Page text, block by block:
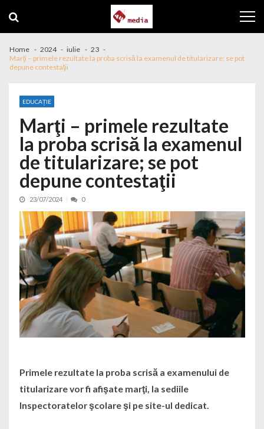
Home 2024 iulie
23
Marţi – primele rezultate la proba scrisă la examenul de titularizare; se pot
depune contestaţii
EDUCAȚIE
Marţi – primele rezultate
la proba scrisă la examenul
de titularizare; se pot
depune contestaţii
23/07/2024 0
Primele rezultate la proba scrisă a examenului de
titularizare vor fi afişate marţi, la sediile
Inspectoratelor şcolare şi pe site-ul dedicat.